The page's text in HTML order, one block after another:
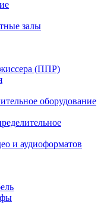
залы
(ППР)
оборудование
и аудиоформатов